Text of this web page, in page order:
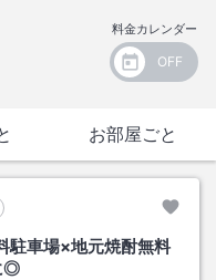
料金カレンダー
お部屋ごと
駐車場×地元焼酎無料
◎